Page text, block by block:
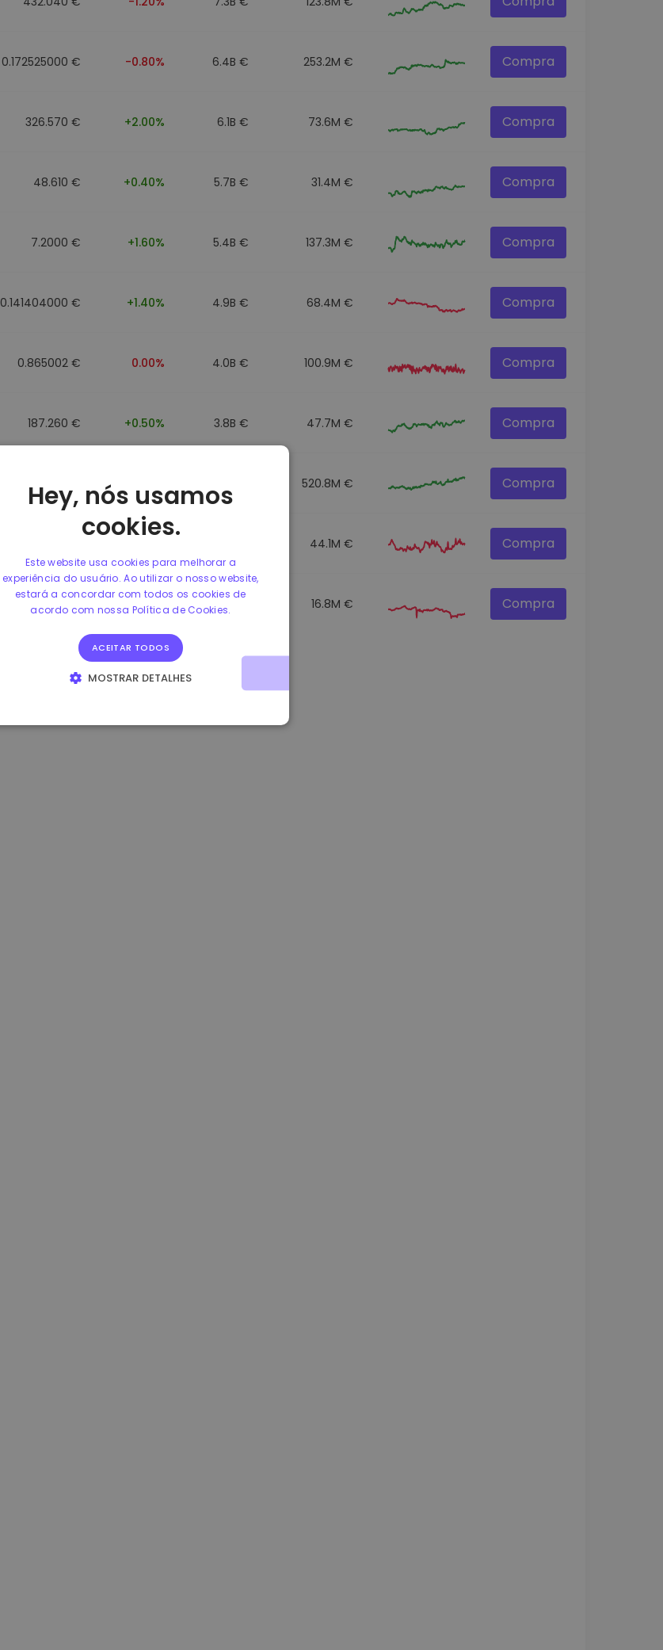
0.172525000 € -0.80% 6.4B € 253.2M € Compra
326.570 € +2.00% 6.1B € 73.6M € Compra
48.610 € +0.40% 5.7B € 31.4M € Compra
7.2000 € +1.60% 5.4B € 137.3M € Compra
0.141404000 € +1.40% 4.9B € 68.4M € Compra
0.865002 € 0.00% 4.0B € 100.9M € Compra
187.260 € +0.50% 3.8B € 47.7M € Compra
520.8M € Compra
44.1M € Compra
1.180000 € +1.90% 3.2B € 16.8M € Compra
Hey, nós usamos
cookies.
Este website usa cookies para melhorar a
experiência do usuário. Ao utilizar o nosso website,
estará a concordar com todos os cookies de
acordo com nossa Política de Cookies.
ACEITAR TODOS
MOSTRAR DETALHES